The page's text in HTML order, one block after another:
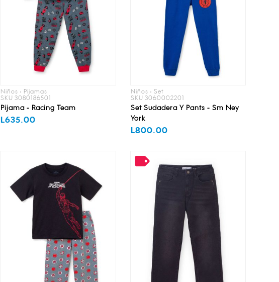
Niños • Pijamas
SKU 3080186501
Pijama - Racing Team
L635.00
Niños • Set
SKU 3060002201
Set Sudadera Y Pants - Sm Ney
York
L800.00